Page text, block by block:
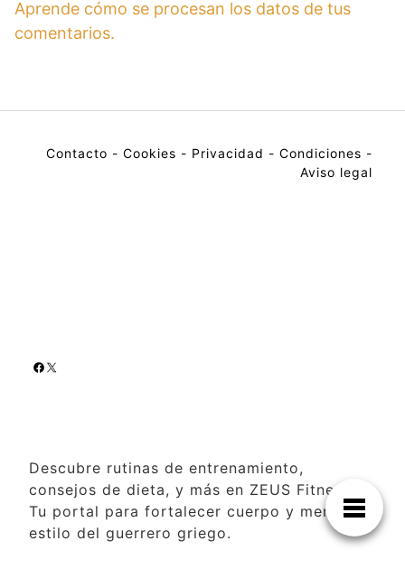
Aprende cómo se procesan los datos de tus
comentarios.
Contacto - Cookies - Privacidad - Condiciones -
Aviso legal
Descubre rutinas de entrenamiento,
consejos de dieta, y más en ZEUS Fitness.
Tu portal para fortalecer cuerpo y mente al
estilo del guerrero griego.